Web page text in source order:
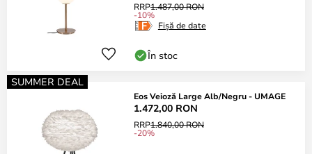
RRP1.487,00 RON
-10%
Fișă de date
În stoc
SUMMER DEAL
Eos Veioză Large Alb/Negru - UMAGE
1.472,00 RON
RRP1.840,00 RON
-20%